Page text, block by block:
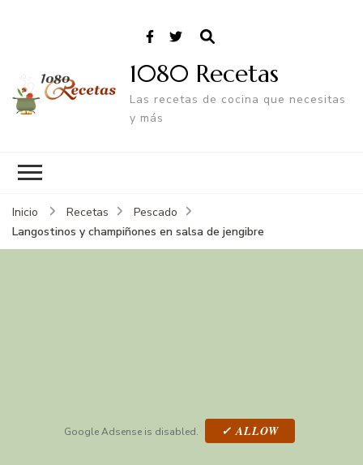
1080 Recetas
Las recetas de cocina que necesitas
y más
Inicio Recetas
Pescado
Langostinos y champiñones en salsa de jengibre
Google Adsense is disabled. ✓ ALLOW